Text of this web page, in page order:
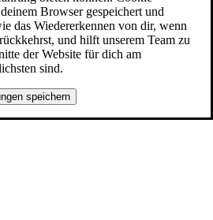
Browser gespeichert und
das Wiedererkennen von dir, wenn
und hilft unserem Team zu
der Website für dich am
sind.
speichern